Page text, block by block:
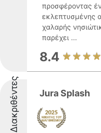
προσφέροντας
εκλεπτυσμένης
χαλαρής
παρέχει ...
8.4
Διακριθέντες Jura Splash